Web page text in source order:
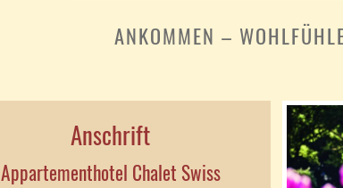
ANKOMMEN –
Anschrift
Appartementhotel Chalet Swiss